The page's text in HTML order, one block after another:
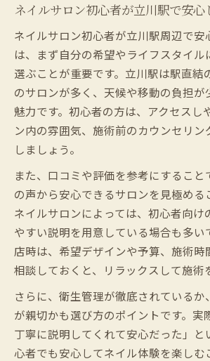
本ポイント
ネイルサロン初利用時の立
ナー
立川駅でネイルサロン選び
クポイント
初心者が立川駅で安心してネ
立川駅利用者が知っておきた
ンの基礎
ネイルサロン初心者に優し
とは
初ネイルでも安心できる立川駅
立川駅で初心者向けネイル
る方法
ネイルサロン選びで注目すべ
イント
ネイルサロン初心者が立川駅で安心
ネイルサロン初心者が立川駅周辺で安
は、まず自分の希望やライフスタイル
選ぶことが重要です。立川駅は駅直結
のサロンが多く、天候や移動の負担が
魅力です。初心者の方は、アクセスし
ン内の雰囲気、施術前のカウンセリン
しましょう。
また、口コミや評価を参考にすること
の声から安心できるサロンを見極める
ネイルサロンによっては、初心者向け
やすい説明を用意している場合も多い
店時は、希望デザインや予算、施術時
相談しておくと、リラックスして施術
さらに、衛生管理が徹底されているか
が親切かも選び方のポイントです。実
丁寧に説明してくれて安心だった」と
心者でも安心してネイル体験を楽しむ